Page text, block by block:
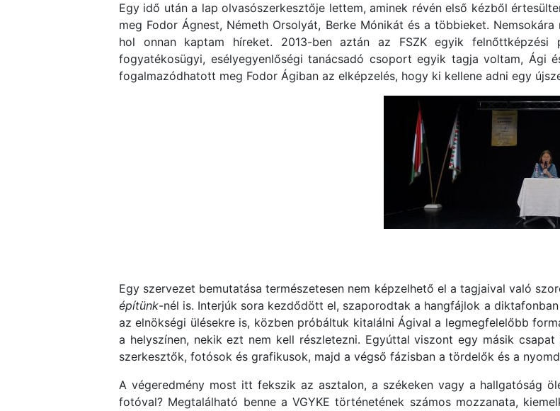
Egy idő után a lap olvasószerkesztője lettem, aminek révén első kézből
meg Fodor Ágnest, Németh Orsolyát, Berke Mónikát és a többieket.
hol onnan kaptam híreket. 2013-ben aztán az FSZK egyik felnőttképzési
fogyatékosügyi, esélyegyenlőségi tanácsadó csoport egyik tagja voltam, Ági
fogalmazódhatott meg Fodor Ágiban az elképzelés, hogy ki kellene adni egy
Egy szervezet bemutatása természetesen nem képzelhető el a tagjaival való
építünk-nél is. Interjúk sora kezdődött el, szaporodtak a hangfájlok a
az elnökségi ülésekre is, közben próbáltuk kitalálni Ágival a legmegfelelőbb
a helyszínen, nekik ezt nem kell részletezni. Egyúttal viszont egy másik
szerkesztők, fotósok és grafikusok, majd a végső fázisban a tördelők és a
A végeredmény most itt fekszik az asztalon, a székeken vagy a hallgatóság
fotóval? Megtalálható benne a VGYKE történetének számos mozzanata,